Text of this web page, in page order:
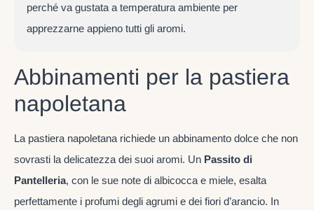
perché va gustata a temperatura ambiente per
apprezzarne appieno tutti gli aromi.
Abbinamenti per la pastiera
napoletana
La pastiera napoletana richiede un abbinamento dolce che non
sovrasti la delicatezza dei suoi aromi. Un Passito di
Pantelleria, con le sue note di albicocca e miele, esalta
perfettamente i profumi degli agrumi e dei fiori d’arancio. In